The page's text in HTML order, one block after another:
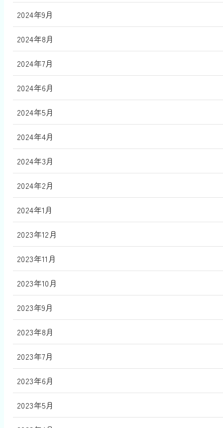
2024年9月
2024年8月
2024年7月
2024年6月
2024年5月
2024年4月
2024年3月
2024年2月
2024年1月
2023年12月
2023年11月
2023年10月
2023年9月
2023年8月
2023年7月
2023年6月
2023年5月